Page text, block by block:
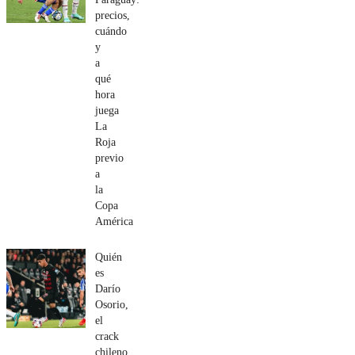
precios,
cuándo
y
a
qué
hora
juega
La
Roja
previo
a
la
Copa
América
Quién
es
Darío
Osorio,
el
crack
chileno